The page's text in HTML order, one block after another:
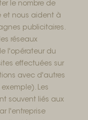
le nombre de
et nous aident à
publicitaires.
réseaux
l'opérateur du
effectuées sur
avec d'autres
Les
souvent liés aux
l'entreprise